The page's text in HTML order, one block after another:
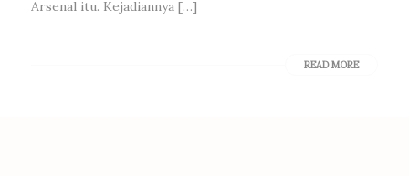
Arsenal itu. Kejadiannya […]
READ MORE